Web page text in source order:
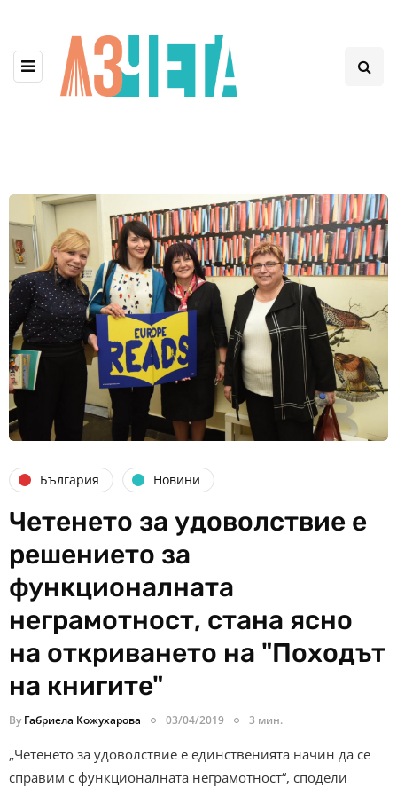
България Новини
Четенето за удоволствие е
решението за
функционалната
неграмотност, стана ясно
на откриването на "Походът
на книгите"
By Габриела Кожухарова 03/04/2019 3 мин.
„Четенето за удоволствие е единственията начин да се
справим с функционалната неграмотност“, сподели